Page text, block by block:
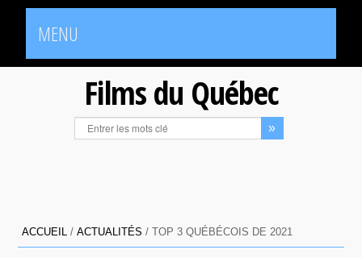
MENU
Films du Québec
ACCUEIL /ACTUALITÉS /TOP 3 QUÉBÉCOIS DE 2021